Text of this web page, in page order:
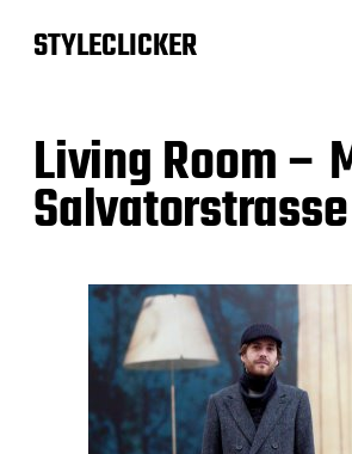
STYLECLICKER
Living Room –
Salvatorstrasse